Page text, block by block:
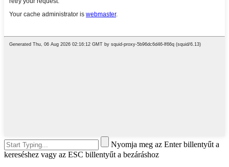
Nyomja meg az Enter billentyűt a
kereséshez vagy az ESC billentyűt a bezáráshoz